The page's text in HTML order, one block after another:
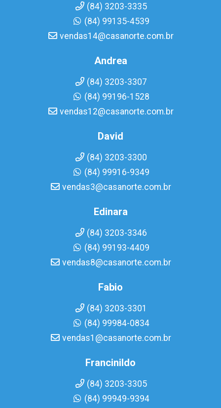
(84) 3203-3335
(84) 99135-4539
vendas14@casanorte.com.br
Andrea
(84) 3203-3307
(84) 99196-1528
vendas12@casanorte.com.br
David
(84) 3203-3300
(84) 99916-9349
vendas3@casanorte.com.br
Edinara
(84) 3203-3346
(84) 99193-4409
vendas8@casanorte.com.br
Fabio
(84) 3203-3301
(84) 99984-0834
vendas1@casanorte.com.br
Francinildo
(84) 3203-3305
(84) 99949-9394